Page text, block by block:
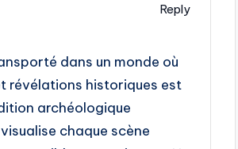
Reply
dans un monde où
révélations historiques est
archéologique
chaque scène